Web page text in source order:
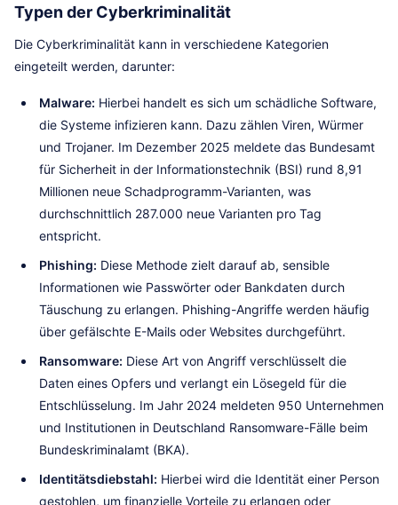
Typen der Cyberkriminalität
Die Cyberkriminalität kann in verschiedene Kategorien
eingeteilt werden, darunter:
Malware: Hierbei handelt es sich um schädliche Software,
die Systeme infizieren kann. Dazu zählen Viren, Würmer
und Trojaner. Im Dezember 2025 meldete das Bundesamt
für Sicherheit in der Informationstechnik (BSI) rund 8,91
Millionen neue Schadprogramm-Varianten, was
durchschnittlich 287.000 neue Varianten pro Tag
entspricht.
Phishing: Diese Methode zielt darauf ab, sensible
Informationen wie Passwörter oder Bankdaten durch
Täuschung zu erlangen. Phishing-Angriffe werden häufig
über gefälschte E-Mails oder Websites durchgeführt.
Ransomware: Diese Art von Angriff verschlüsselt die
Daten eines Opfers und verlangt ein Lösegeld für die
Entschlüsselung. Im Jahr 2024 meldeten 950 Unternehmen
und Institutionen in Deutschland Ransomware-Fälle beim
Bundeskriminalamt (BKA).
Identitätsdiebstahl: Hierbei wird die Identität einer Person
gestohlen, um finanzielle Vorteile zu erlangen oder